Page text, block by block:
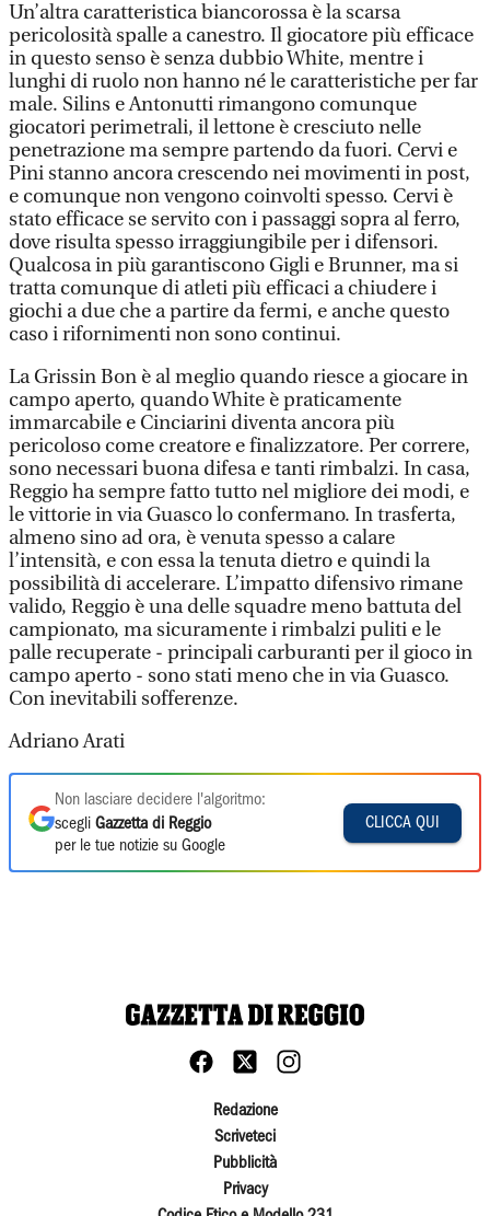
Un’altra caratteristica biancorossa è la scarsa
pericolosità spalle a canestro. Il giocatore più efficace
in questo senso è senza dubbio White, mentre i
lunghi di ruolo non hanno né le caratteristiche per far
male. Silins e Antonutti rimangono comunque
giocatori perimetrali, il lettone è cresciuto nelle
penetrazione ma sempre partendo da fuori. Cervi e
Pini stanno ancora crescendo nei movimenti in post,
e comunque non vengono coinvolti spesso. Cervi è
stato efficace se servito con i passaggi sopra al ferro,
dove risulta spesso irraggiungibile per i difensori.
Qualcosa in più garantiscono Gigli e Brunner, ma si
tratta comunque di atleti più efficaci a chiudere i
giochi a due che a partire da fermi, e anche questo
caso i rifornimenti non sono continui.
La Grissin Bon è al meglio quando riesce a giocare in
campo aperto, quando White è praticamente
immarcabile e Cinciarini diventa ancora più
pericoloso come creatore e finalizzatore. Per correre,
sono necessari buona difesa e tanti rimbalzi. In casa,
Reggio ha sempre fatto tutto nel migliore dei modi, e
le vittorie in via Guasco lo confermano. In trasferta,
almeno sino ad ora, è venuta spesso a calare
l’intensità, e con essa la tenuta dietro e quindi la
possibilità di accelerare. L’impatto difensivo rimane
valido, Reggio è una delle squadre meno battuta del
campionato, ma sicuramente i rimbalzi puliti e le
palle recuperate - principali carburanti per il gioco in
campo aperto - sono stati meno che in via Guasco.
Con inevitabili sofferenze.
Adriano Arati
Non lasciare decidere l'algoritmo:
scegli Gazzetta di Reggio
per le tue notizie su Google
CLICCA QUI
Redazione
Scriveteci
Pubblicità
Privacy